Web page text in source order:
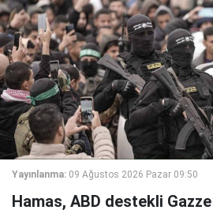
Yayınlanma: 09 Ağustos 2026 Pazar 09:50
Hamas, ABD destekli